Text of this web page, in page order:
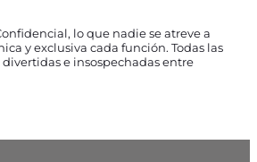
lo que nadie se atreve a
y exclusiva cada función. Todas las
e insospechadas entre